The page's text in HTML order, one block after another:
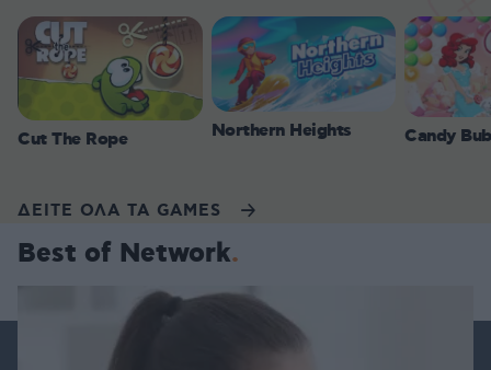
Cut The Rope Northern Heights Candy
ΔΕΙΤΕ ΟΛΑ ΤΑ GAMES
Best of Network